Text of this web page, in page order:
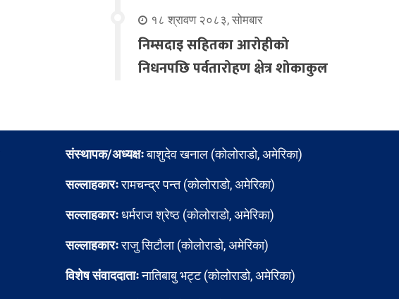
१८ श्रावण २०८३, सोमबार
निम्सदाइ सहितका आरोहीको
निधनपछि पर्वतारोहण क्षेत्र शोकाकुल
संस्थापक/अध्यक्षःबाशुदेव खनाल (कोलोराडो, अमेरिका)
सल्लाहकारःरामचन्द्र पन्त (कोलोराडो, अमेरिका)
सल्लाहकारःधर्मराज श्रेष्ठ (कोलोराडो, अमेरिका)
सल्लाहकारःराजु सिटौला (कोलोराडो, अमेरिका)
विशेष संवाददाताःनातिबाबु भट्ट (कोलोराडो, अमेरिका)